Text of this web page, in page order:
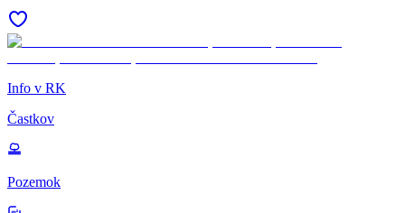
Info v RK
Častkov
Pozemok